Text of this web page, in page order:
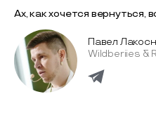
Ах, как хочется вернуться,
Павел
Wildberiies &